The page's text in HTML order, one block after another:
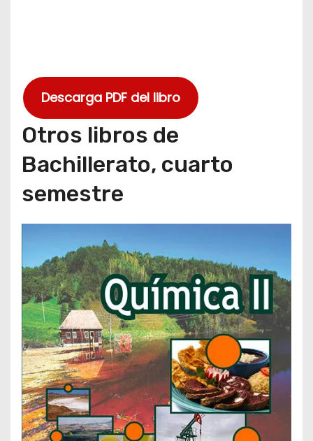
Descarga PDF del libro
Otros libros de
Bachillerato, cuarto
semestre